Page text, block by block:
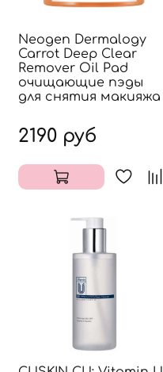
Neogen Dermalogy
Carrot Deep Clear
Remover Oil Pad
очищающие пэды
для снятия макияжа
2190 руб